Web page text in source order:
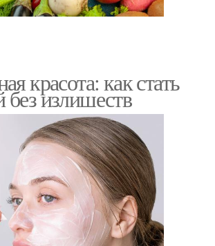
красота: как стать
излишеств